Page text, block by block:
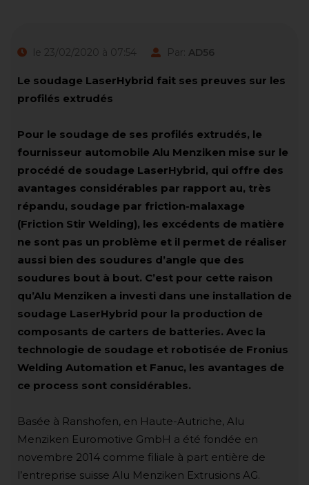
le 23/02/2020 à 07:54 Par: AD56
Le soudage LaserHybrid fait ses preuves sur les
profilés extrudés
Pour le soudage de ses profilés extrudés, le
fournisseur automobile Alu Menziken mise sur le
procédé de soudage LaserHybrid, qui offre des
avantages considérables par rapport au, très
répandu, soudage par friction-malaxage
(Friction Stir Welding), les excédents de matière
ne sont pas un problème et il permet de réaliser
aussi bien des soudures d’angle que des
soudures bout à bout. C’est pour cette raison
qu’Alu Menziken a investi dans une installation de
soudage LaserHybrid pour la production de
composants de carters de batteries. Avec la
technologie de soudage et robotisée de Fronius
Welding Automation et Fanuc, les avantages de
ce process sont considérables.
Basée à Ranshofen, en Haute-Autriche, Alu
Menziken Euromotive GmbH a été fondée en
novembre 2014 comme filiale à part entière de
l’entreprise suisse Alu Menziken Extrusions AG.